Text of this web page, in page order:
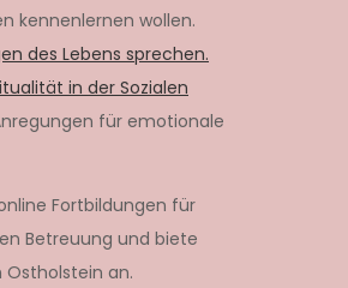
kennenlernen wollen.
des Lebens sprechen.
in der Sozialen
für emotionale
Fortbildungen für
Betreuung und biete
Ostholstein an.